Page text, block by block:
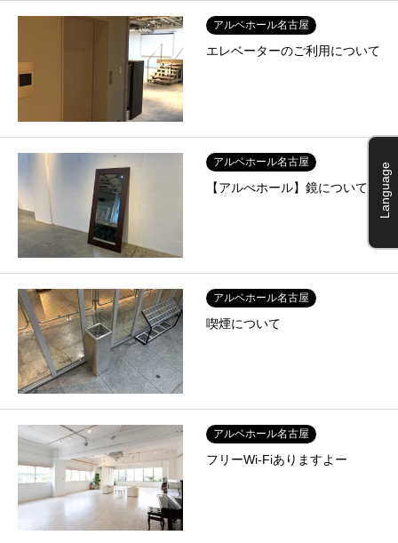
アルベホール名古屋
エレベーターのご利用について
アルベホール名古屋
【アルべホール】鏡について
アルベホール名古屋
喫煙について
アルベホール名古屋
フリーWi-Fiありますよー
Language